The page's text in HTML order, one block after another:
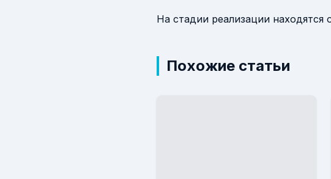
На стадии реализации
Похожие статьи